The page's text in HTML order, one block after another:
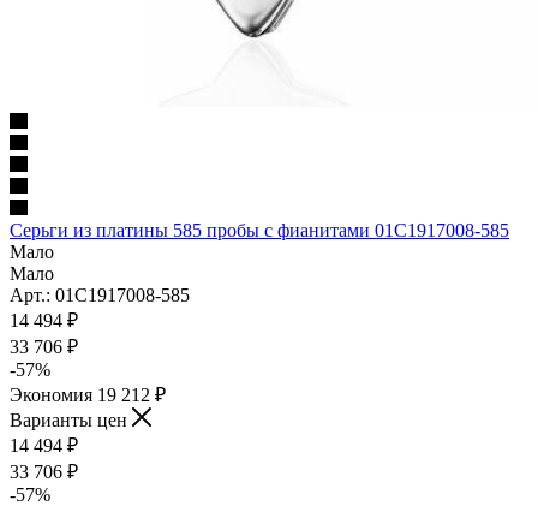
Серьги из платины 585 пробы с фианитами 01С1917008-585
Мало
Мало
Арт.: 01С1917008-585
14 494 ₽
33 706 ₽
-57%
Экономия 19 212 ₽
Варианты цен
14 494 ₽
33 706 ₽
-57%